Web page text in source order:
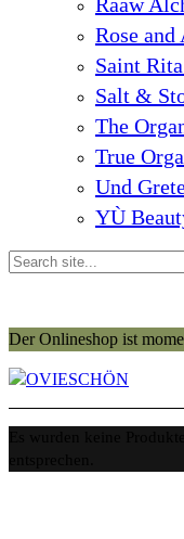
Rose and
Saint
Salt &
The
True
Und
YÙ
Der Onlineshop ist